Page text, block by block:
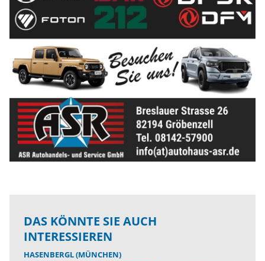
DAS KÖNNTE SIE AUCH
INTERESSIEREN
HASENBERGL (MÜNCHEN)